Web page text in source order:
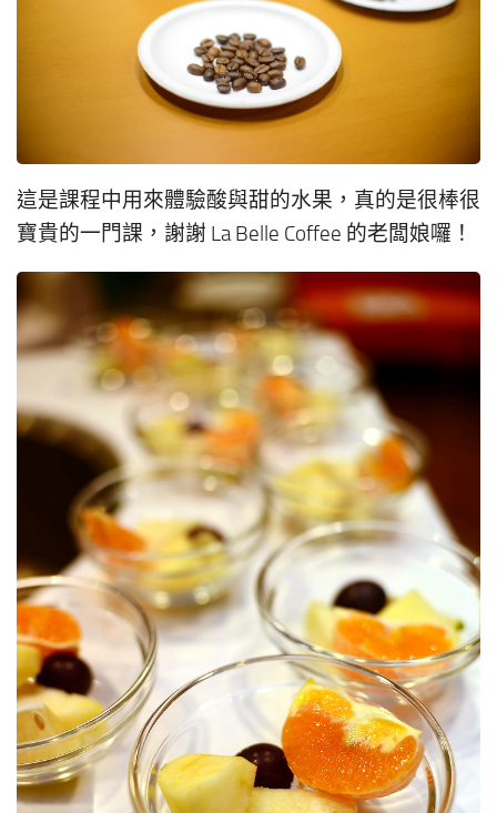
這是課程中用來體驗酸與甜的水果，真的是很棒很
寶貴的一門課，謝謝 La Belle Coffee 的老闆娘囉！